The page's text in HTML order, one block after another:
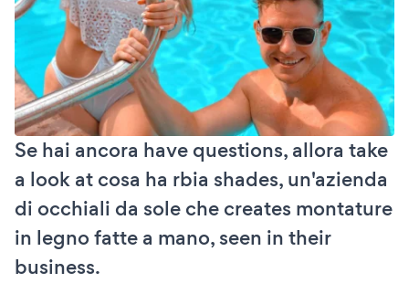
Se hai ancora have questions, allora take
a look at cosa ha rbia shades, un'azienda
di occhiali da sole che creates montature
in legno fatte a mano, seen in their
business.